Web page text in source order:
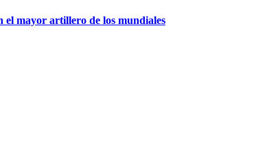
mayor artillero de los mundiales